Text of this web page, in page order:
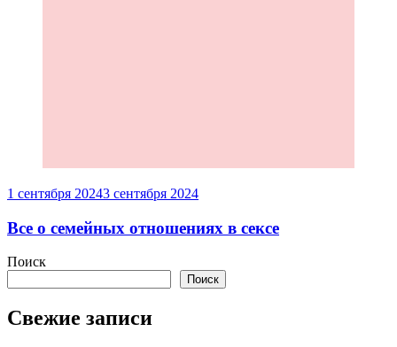
1 сентября 20243 сентября 2024
Все о семейных отношениях в сексе
Поиск
Поиск
Свежие записи